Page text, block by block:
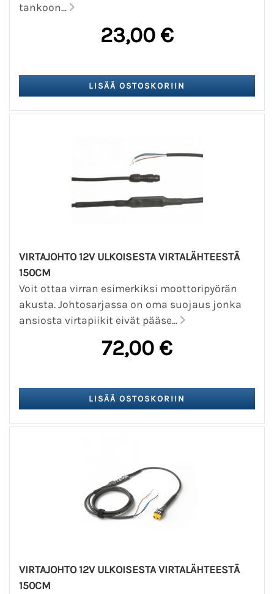
tankoon...
23,00 €
VIRTAJOHTO 12V ULKOISESTA VIRTALÄHTEESTÄ
150CM
Voit ottaa virran esimerkiksi moottoripyörän
akusta. Johtosarjassa on oma suojaus jonka
ansiosta virtapiikit eivät pääse...
72,00 €
VIRTAJOHTO 12V ULKOISESTA VIRTALÄHTEESTÄ
150CM